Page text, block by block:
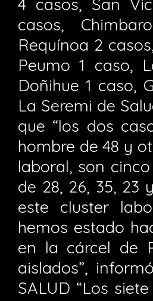
casos,
Requínoa 2
Peumo 1 caso,
Doñihue 1 caso,
La Seremi de
que “los dos
hombre de 48 y
laboral, son
de 28, 26, 35, 23
este cluster
hemos estado
en la cárcel de
aislados”,
SALUD “Los